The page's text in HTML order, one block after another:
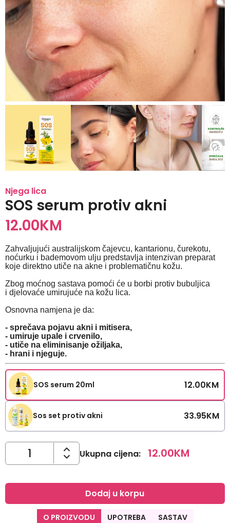
Njega lica
SOS serum protiv akni
12.00KM
Zahvaljujući australijskom čajevcu, kantarionu, čurekotu,
noćurku i bademovom ulju predstavlja intenzivan preparat
koje direktno utiče na akne i problematičnu kožu.
Zbog moćnog sastava pomoći će u borbi protiv bubuljica
i djelovaće umirujuće na kožu lica.
Osnovna namjena je da:
- sprečava pojavu akni i mitisera,
- umiruje upale i crvenilo,
- utiče na eliminisanje ožiljaka,
- hrani i njeguje.
SOS serum 20ml 12.00KM
Sos set protiv akni 33.95KM
Ukupna cijena: 12.00KM
Dodaj u korpu
O PROIZVODU UPOTREBA SASTAV